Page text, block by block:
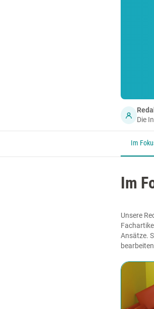
Die
Im
Im
Unsere
Ansätze.